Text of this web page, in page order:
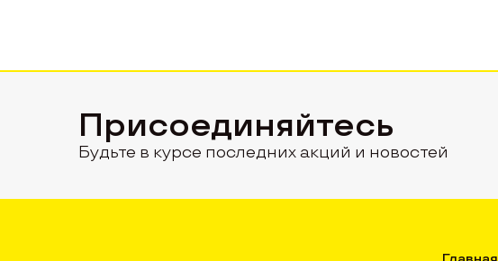
Присоединяйтесь
Будьте в курсе последних акций и новостей